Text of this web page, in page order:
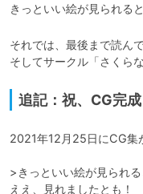
きっといい絵が見られる
それでは、最後まで読ん
そしてサークル「さくら
追記：祝、CG完成
2021年12月25日にCG集
>きっといい絵が見られる
ええ、見れましたとも！